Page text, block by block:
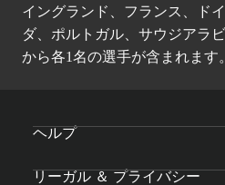
イングランド、フランス、ド
ダ、ポルトガル、サウジアラ
から各1名の選手が含まれます。
ヘルプ
リーガル ＆ プライバシー